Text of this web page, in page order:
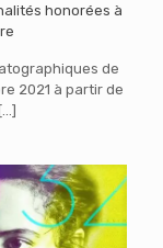
honorées à
de
2021 à partir de
[…]